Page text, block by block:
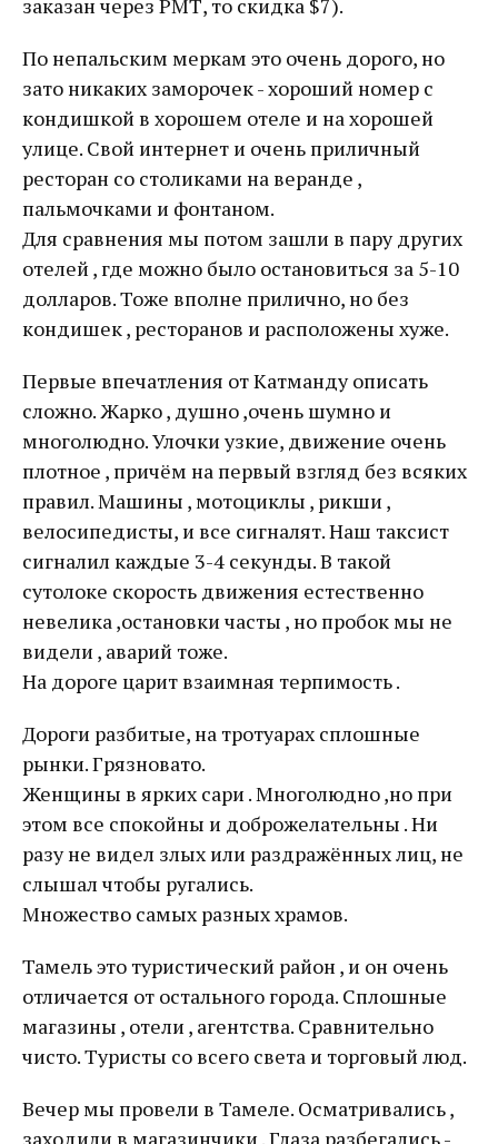
заказан через РМТ, то скидка $7).
По непальским меркам это очень дорого, но
зато никаких заморочек - хороший номер с
кондишкой в хорошем отеле и на хорошей
улице. Свой интернет и очень приличный
ресторан со столиками на веранде ,
пальмочками и фонтаном.
Для сравнения мы потом зашли в пару других
отелей , где можно было остановиться за 5-10
долларов. Тоже вполне прилично, но без
кондишек , ресторанов и расположены хуже.
Первые впечатления от Катманду описать
сложно. Жарко , душно ,очень шумно и
многолюдно. Улочки узкие, движение очень
плотное , причём на первый взгляд без всяких
правил. Машины , мотоциклы , рикши ,
велосипедисты, и все сигналят. Наш таксист
сигналил каждые 3-4 секунды. В такой
сутолоке скорость движения естественно
невелика ,остановки часты , но пробок мы не
видели , аварий тоже.
На дороге царит взаимная терпимость .
Дороги разбитые, на тротуарах сплошные
рынки. Грязновато.
Женщины в ярких сари . Многолюдно ,но при
этом все спокойны и доброжелательны . Ни
разу не видел злых или раздражённых лиц, не
слышал чтобы ругались.
Множество самых разных храмов.
Тамель это туристический район , и он очень
отличается от остального города. Сплошные
магазины , отели , агентства. Сравнительно
чисто. Туристы со всего света и торговый люд.
Вечер мы провели в Тамеле. Осматривались ,
заходили в магазинчики . Глаза разбегались -